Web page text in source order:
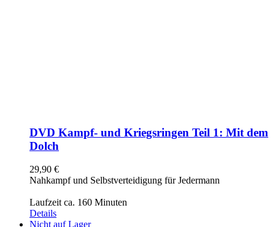
DVD Kampf- und Kriegsringen Teil 1: Mit dem
Dolch
29,90 €
Nahkampf und Selbstverteidigung für Jedermann
Laufzeit ca. 160 Minuten
Details
Nicht auf Lager